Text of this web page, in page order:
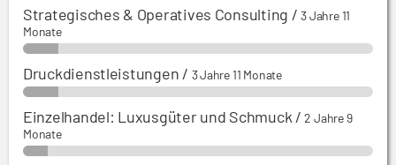
Strategisches & Operatives Consulting /3 Jahre 11
Monate
Druckdienstleistungen / 3 Jahre 11 Monate
Einzelhandel: Luxusgüter und Schmuck /2 Jahre 9
Monate